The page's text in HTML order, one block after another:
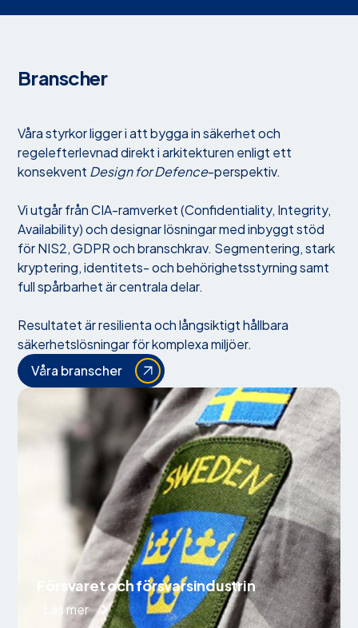
Branscher
Våra styrkor ligger i att bygga in säkerhet och
regelefterlevnad direkt i arkitekturen enligt ett
konsekvent Design for Defence-perspektiv.
Vi utgår från CIA-ramverket (Confidentiality, Integrity,
Availability) och designar lösningar med inbyggt stöd
för NIS2, GDPR och branschkrav. Segmentering, stark
kryptering, identitets- och behörighetsstyrning samt
full spårbarhet är centrala delar.
Resultatet är resilienta och långsiktigt hållbara
säkerhetslösningar för komplexa miljöer.
Våra branscher
Försvaret och försvarsindustrin
Läs mer